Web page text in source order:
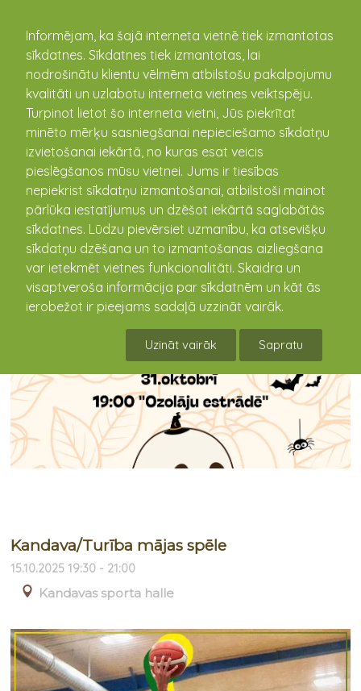
Informējam, ka šajā interneta vietnē tiek izmantotas
sīkdatnes. Sīkdatnes tiek izmantotas, lai
nodrošinātu klientu vēlmēm atbilstošu pakalpojumu
kvalitāti un uzlabotu interneta vietnes veiktspēju.
Turpinot lietot šo interneta vietni, Jūs piekrītat
minēto mērķu sasniegšanai nepieciešamo sīkdatņu
izvietošanai iekārtā, no kuras esat veicis
pieslēgšanos mūsu vietnei. Jums ir tiesības
nepiekrist sīkdatņu izmantošanai, atbilstoši mainot
pārlūka iestatījumus un dzēšot iekārtā saglabātās
sīkdatnes. Lūdzu pievērsiet uzmanību, ka atsevišķu
sīkdatņu dzēšana un to izmantošanas aizliegšana
var ietekmēt vietnes funkcionalitāti. Skaidra un
visaptveroša informācija par sīkdatnēm un kāt ās
ierobežot ir pieejams sadaļā uzzināt vairāk.
Uzināt vairāk Sapratu
kandava.lv
Sports
Atklāta pieteikšanās Kandavas Helovīna
skrējienam 2025!
31.10.2025 19:00 - 21:00
10.KANDAVAS HALOVĪNA SKRĒJIENS 2025
Piedzīvojumu sacensības komandām (ar
atjautības un orientēšanās elementiem) tumsas
...
Kandava/Turība mājas spēle
15.10.2025 19:30 - 21:00
Kandavas sporta halle